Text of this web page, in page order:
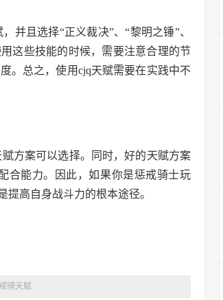
并且选择“正义裁决”、“黎明之锤”、
这些技能的时候，需要注意合理的节
。总之，使用cjq天赋需要在实践中不
方案可以选择。同时，好的天赋方案
合能力。因此，如果你是惩戒骑士玩
高自身战斗力的根本途径。
骑天赋